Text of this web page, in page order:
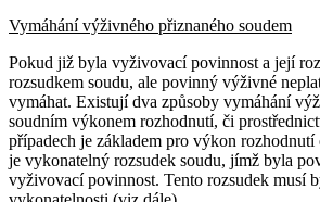
Vymáhání výživného přiznaného soudem
Pokud již byla vyživovací povinnost a její
rozsudkem soudu, ale povinný výživné
vymáhat. Existují dva způsoby vymáhání
soudním výkonem rozhodnutí, či
případech je základem pro výkon
je vykonatelný rozsudek soudu, jímž byla
vyživovací povinnost. Tento rozsudek musí